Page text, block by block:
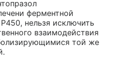
ферментной
нельзя исключить
взаимодействия
той же